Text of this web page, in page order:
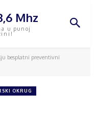
Mhz
u punoj
besplatni preventivni
OKRUG